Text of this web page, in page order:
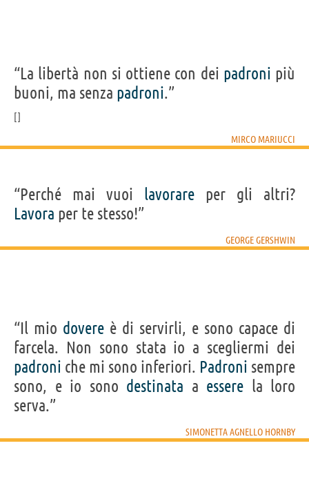
“La libertà non si ottiene con dei padroni più
buoni, ma senza padroni.”
MIRCO MARIUCCI
“Perché mai vuoi lavorare per gli altri?
Lavora per te stesso!”
GEORGE GERSHWIN
“Il mio dovere è di servirli, e sono capace di
farcela. Non sono stata io a scegliermi dei
padroni che mi sono inferiori. Padroni sempre
sono, e io sono destinata a essere la loro
serva.”
SIMONETTA AGNELLO HORNBY